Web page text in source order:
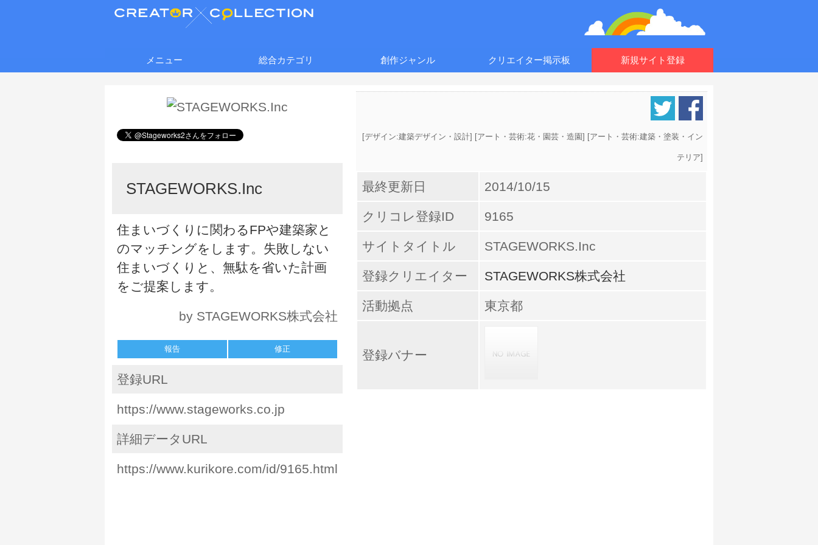
メニュー 総合カテゴリ 創作ジャンル クリエイター掲示板 新規サイト登録
STAGEWORKS.Inc
住まいづくりに関わるFPや建築家と
のマッチングをします。失敗しない
住まいづくりと、無駄を省いた計画
をご提案します。
by STAGEWORKS株式会社
報告 修正
登録URL
https://www.stageworks.co.jp
詳細データURL
https://www.kurikore.com/id/9165.html
[デザイン:建築デザイン・設計] [アート・芸術:花・園芸・造園] [アート・芸術:建築・塗装・イン
テリア]
最終更新日 2014/10/15
クリコレ登録ID 9165
サイトタイトル STAGEWORKS.Inc
登録クリエイター STAGEWORKS株式会社
活動拠点 東京都
登録バナー